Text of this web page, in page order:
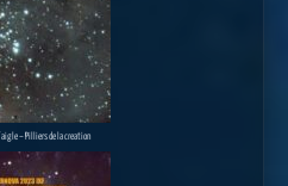
– Pilliers de la creation